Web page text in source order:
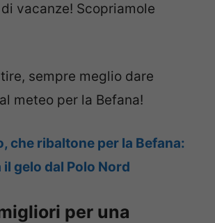
vacanze! Scopriamole
sempre meglio dare
meteo per la Befana!
che ribaltone per la Befana:
gelo dal Polo Nord
per una